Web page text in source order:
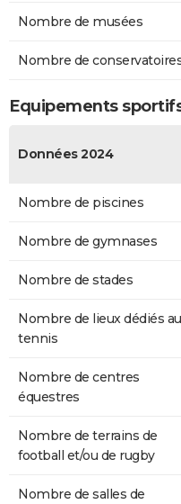
Nombre de musées
Nombre de
Equipements
Données 2024
Nombre de piscines
Nombre de gymnases
Nombre de stades
Nombre de lieux dédiés au
tennis
Nombre de centres
équestres
Nombre de terrains de
football et/ou de rugby
Nombre de salles de